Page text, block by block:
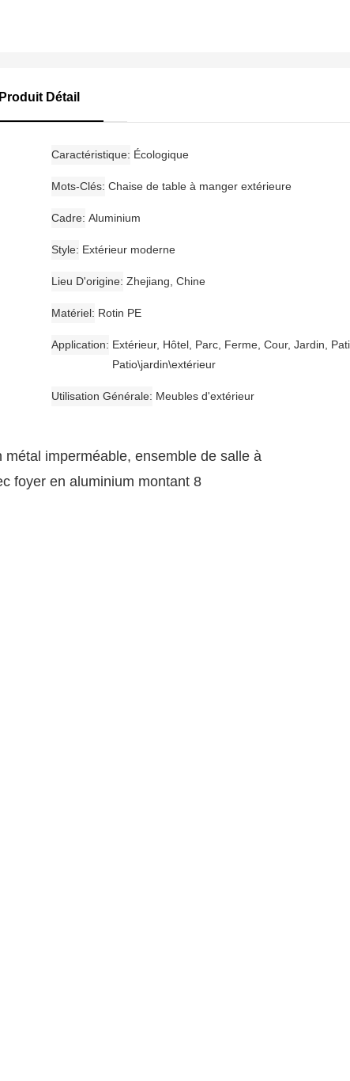
Produit Détail
Caractéristique Écologique
Mots-Clés Chaise de table à manger extérieure
Cadre Aluminium
Style Extérieur moderne
Lieu D'origine Zhejiang, Chine
Matériel Rotin PE
Application
Extérieur, Hôtel, Parc, Ferme, Cour, Jardin,
Patio\jardin\extérieur
Utilisation Générale Meubles d'extérieur